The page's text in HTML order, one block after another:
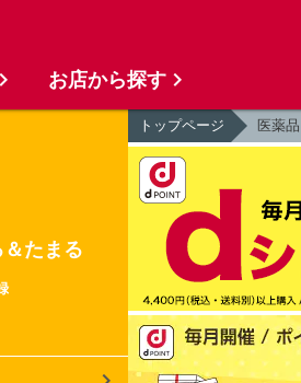
たまる
トップページ 医薬
お店から探す